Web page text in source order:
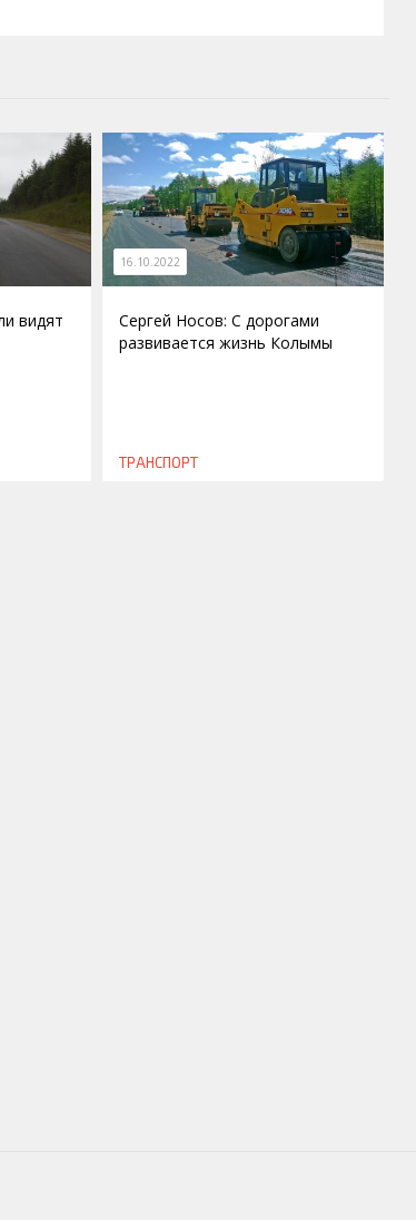
видят
16.10.2022
Сергей Носов: С дорогами
развивается жизнь Колымы
ТРАНСПОРТ